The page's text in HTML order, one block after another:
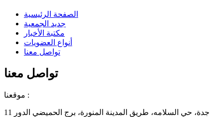
الصفحة الرئيسية
جديد الجمعية
مكتبة الأخبار
أنواع العضويات
تواصل معنا
تواصل معنا
موقعنا :
جدة، حي السلامه، طريق المدينة المنورة، برج الحميضي الدور 11